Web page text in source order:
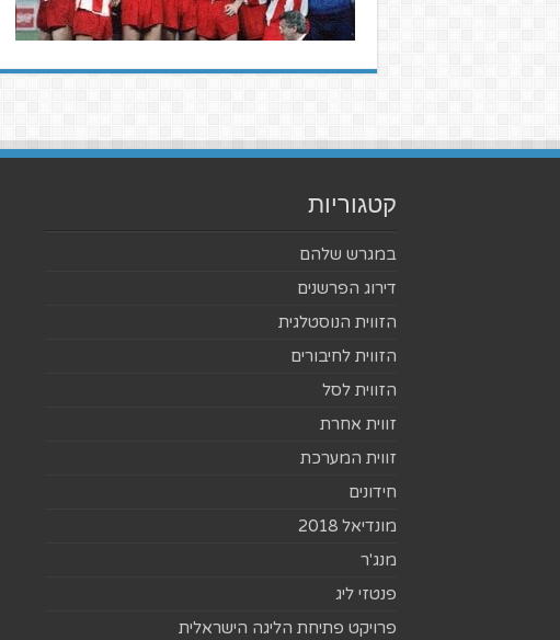
קטגוריות
במגרש שלהם
דירוג הפרשנים
הזווית הנוסטלגית
הזווית לחיבורים
הזווית לסל
זווית אחרת
זווית המערכת
חידונים
מונדיאל 2018
מנג'ר
פנטזי ליג
פרויקט פתיחת הליגה הישראלית